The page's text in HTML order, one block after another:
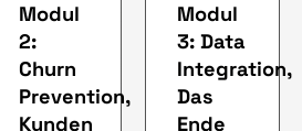
Modul
2:
Churn
Prevention,
Kunden
Modul
3: Data
Integration,
Das
Ende